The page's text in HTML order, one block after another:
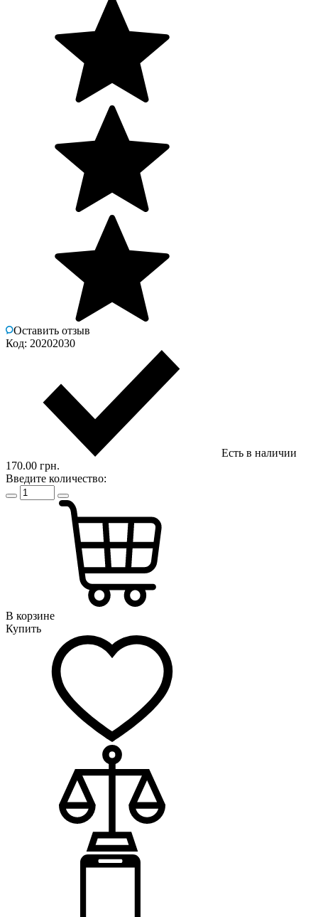
Оставить отзыв
Код: 20202030
Есть в наличии
170.00 грн.
Введите количество:
В корзине
Купить